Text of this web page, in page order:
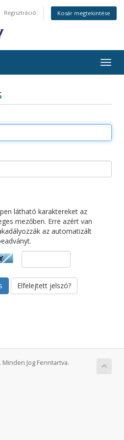
Regisztráció Kosár megtekintése
a
látható karaktereket az
mezőben. Erre azért van
az automatizált
Elfelejtett jelszó?
Jog Fenntartva.